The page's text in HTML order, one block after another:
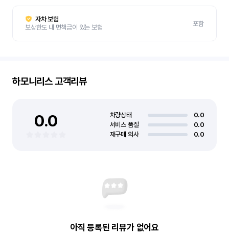
자차 보험
보상한도 내 면책금이 있는 보험
포함
하모니리스고객리뷰
0.0 차량상태
0.0
서비스 품질
0.0
재구매 의사
0.0
아직 등록된 리뷰가 없어요